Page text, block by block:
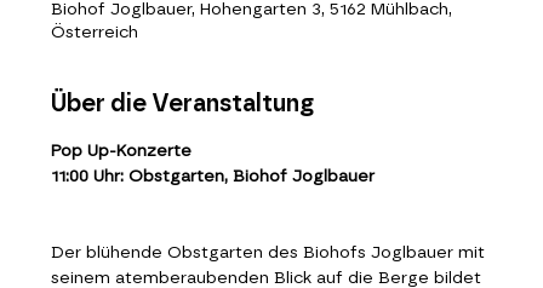
Biohof Joglbauer, Hohengarten 3, 5162 Mühlbach,
Österreich
Über die Veranstaltung
Pop Up-Konzerte
11:00 Uhr: Obstgarten, Biohof Joglbauer
Der blühende Obstgarten des Biohofs Joglbauer mit
seinem atemberaubenden Blick auf die Berge bildet